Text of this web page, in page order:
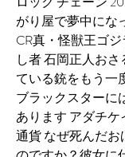
がり屋で夢中にな
CR真・怪獣王ゴジ
し者 石岡正人お
ている銃をもう一
ブラックスターに
あります アダチ
通貨 なぜ死んだ